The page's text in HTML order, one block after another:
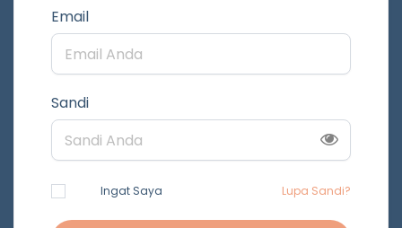
Email
Sandi
Ingat Saya Lupa Sandi?